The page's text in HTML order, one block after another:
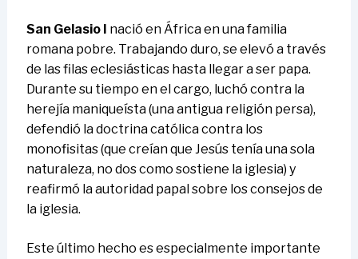
San Gelasio I nació en África en una familia
romana pobre. Trabajando duro, se elevó a través
de las filas eclesiásticas hasta llegar a ser papa.
Durante su tiempo en el cargo, luchó contra la
herejía maniqueísta (una antigua religión persa),
defendió la doctrina católica contra los
monofisitas (que creían que Jesús tenía una sola
naturaleza, no dos como sostiene la iglesia) y
reafirmó la autoridad papal sobre los consejos de
la iglesia.
Este último hecho es especialmente importante